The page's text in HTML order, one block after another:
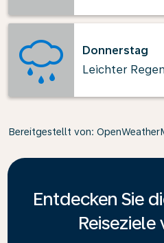
Donnerstag
Leichter Regen
Bereitgestellt von:
Entdecken Sie
Reiseziele